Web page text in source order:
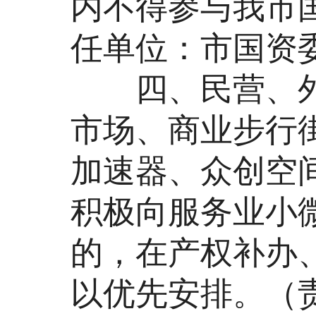
内不得参与我市
任单位：市国资
四、民营、外
市场、商业步行
加速器、众创空
积极向服务业小
的，在产权补办
以优先安排。（